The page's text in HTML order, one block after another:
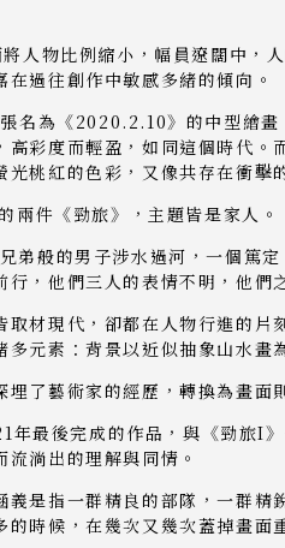
人物比例縮小，幅員遼闊中，
在過往創作中敏感多緒的傾向。
名為《2020.2.10》的中型繪畫
高彩度而輕盈，如同這個時代
光桃紅的色彩，又像共存在衝擊
兩件《勁旅》，主題皆是家人
弟般的男子涉水過河，一個篤
行，他們三人的表情不明，他們
取材現代，卻都在人物行進的
多元素：背景以近似抽象山水畫
埋了藝術家的經歷，轉換為畫面
年最後完成的作品，與《勁旅I
淌出的理解與同情。
義是指一群精良的部隊，一群
的時候，在幾次又幾次蓋掉畫面